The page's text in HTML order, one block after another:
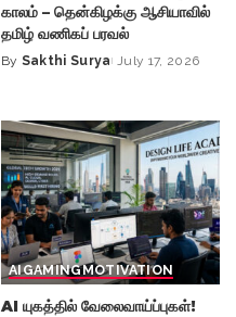
காலம் – தென்கிழக்கு ஆசியாவில்
தமிழ் வணிகப் பரவல்
Posted
By Sakthi Surya July 17, 2026
AIGAMINGMOTIVATION
AI யுகத்தில் வேலைவாய்ப்புகள்!